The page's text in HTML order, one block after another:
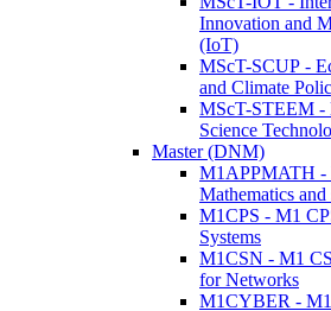
Innovation and
(IoT)
MScT-SCUP -
and Climate
MScT-STEEM -
Science
Master (DNM)
M1APPMATH -
Mathematics and
M1CPS - M1
Systems
M1CSN - M1
for Networks
M1CYBER -